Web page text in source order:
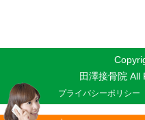
田澤接骨院 All
プライバシーポリシー